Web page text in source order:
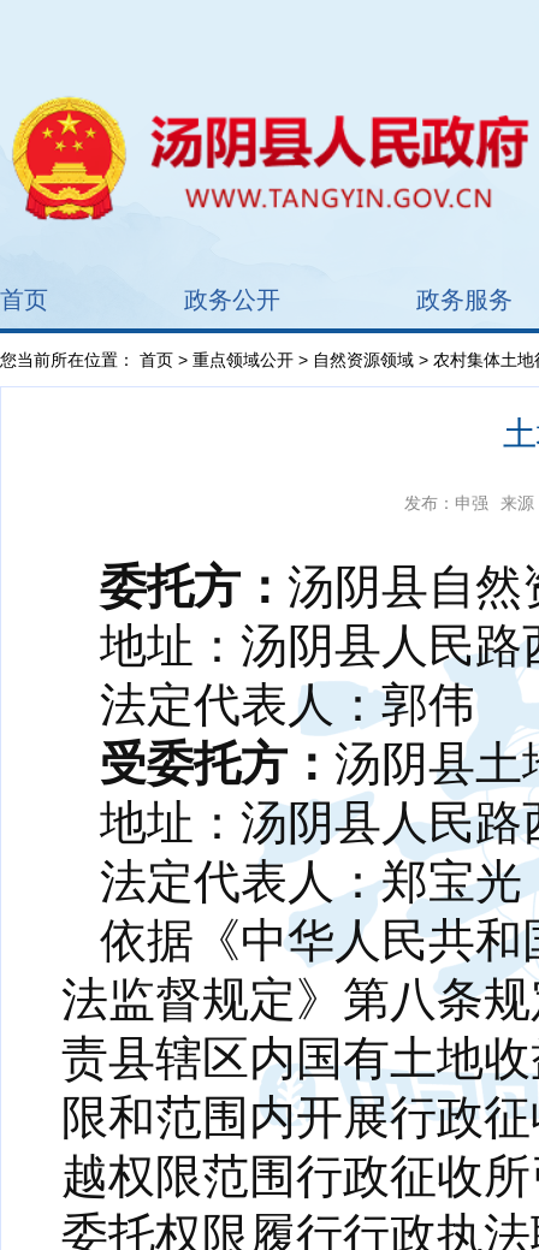
首页 政务公开 政务服务
您当前所在位置： 首页 > 重点领域公开 > 自然资源领域 > 农村集体土地
发布：申强 来源
委托方： 汤阴县自然
地址：汤阴县人民路
法定代表人：郭伟
受委托方： 汤阴县土
地址：汤阴县人民路
法定代表人：郑宝光
依据《中华人民共
法监督规定》第八条
责县辖区内国有土地
限和范围内开展行政
越权限范围行政征收
委托权限履行行政执